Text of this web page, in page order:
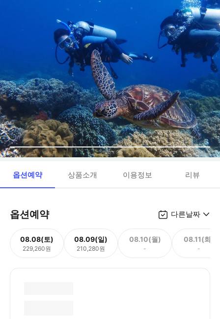
옵션예약 상품소개 이용정보 리뷰
옵션예약 다른날짜
08.08(토)
229,260원
08.09(일)
210,280원
08.10(월)
-
08.11(화)
-